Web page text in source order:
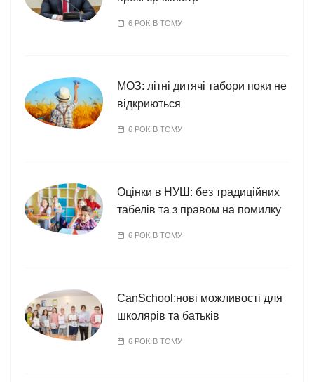
6 РОКІВ ТОМУ
МОЗ: літні дитячі табори поки не
відкриються
6 РОКІВ ТОМУ
Оцінки в НУШ: без традиційних
табелів та з правом на помилку
6 РОКІВ ТОМУ
CanSchool:нові можливості для
школярів та батьків
6 РОКІВ ТОМУ